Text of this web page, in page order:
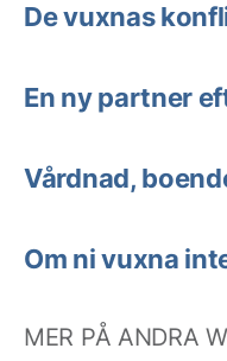
De vuxnas
En ny partner
Vårdnad,
Om ni vuxna
MER PÅ ANDRA